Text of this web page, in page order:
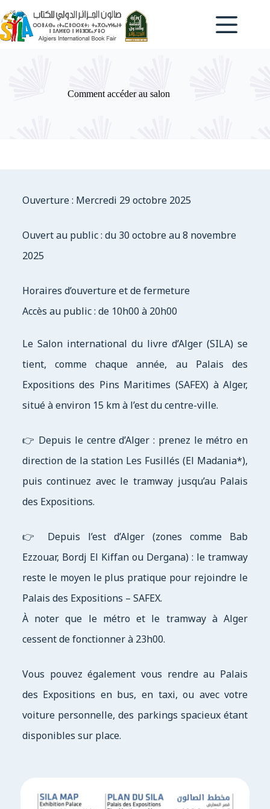
Comment accéder au salon
Ouverture : Mercredi 29 octobre 2025
Ouvert au public : du 30 octobre au 8 novembre
2025
Horaires d’ouverture et de fermeture
Accès au public : de 10h00 à 20h00
Le Salon international du livre d’Alger (SILA) se
tient, comme chaque année, au Palais des
Expositions des Pins Maritimes (SAFEX) à Alger,
situé à environ 15 km à l’est du centre-ville.
👉 Depuis le centre d’Alger : prenez le métro en
direction de la station Les Fusillés (El Madania*),
puis continuez avec le tramway jusqu’au Palais
des Expositions.
👉 Depuis l’est d’Alger (zones comme Bab
Ezzouar, Bordj El Kiffan ou Dergana) : le tramway
reste le moyen le plus pratique pour rejoindre le
Palais des Expositions – SAFEX.
À noter que le métro et le tramway à Alger
cessent de fonctionner à 23h00.
Vous pouvez également vous rendre au Palais
des Expositions en bus, en taxi, ou avec votre
voiture personnelle, des parkings spacieux étant
disponibles sur place.